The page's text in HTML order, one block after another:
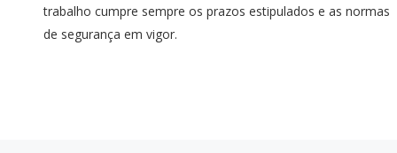
trabalho cumpre sempre os prazos estipulados e as normas
de segurança em vigor.